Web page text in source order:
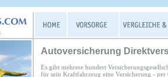
Autoversicherung
Es gibt mehrere hundert
für sein Kraftfahrzeug eine Versicherung -